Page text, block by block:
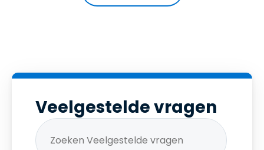
Veelgestelde vragen